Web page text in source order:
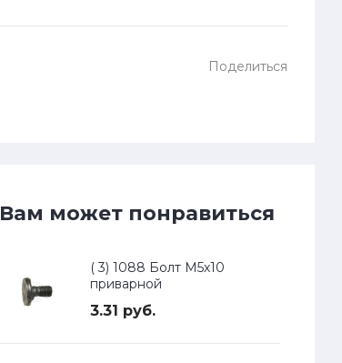
Поделиться
Вам может понравиться
( 3) 1088 Болт М5х10
приварной
3.31 руб.